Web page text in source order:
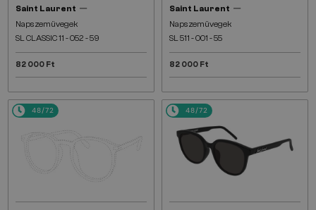
Saint Laurent —
Napszemüvegek
SL CLASSIC 11 - 052 - 59
82 000 Ft
Saint Laurent —
Napszemüvegek
SL 511 - 001 - 55
82 000 Ft
48/72 48/72